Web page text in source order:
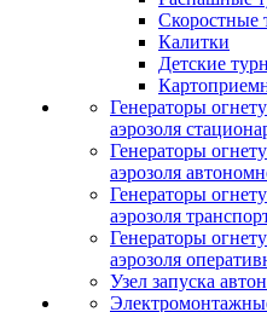
Скоростные
Калитки
Детские
Генераторы
аэрозоля
Генераторы
аэрозоля
Генераторы
аэрозоля
Генераторы
аэрозоля
Узел запуска